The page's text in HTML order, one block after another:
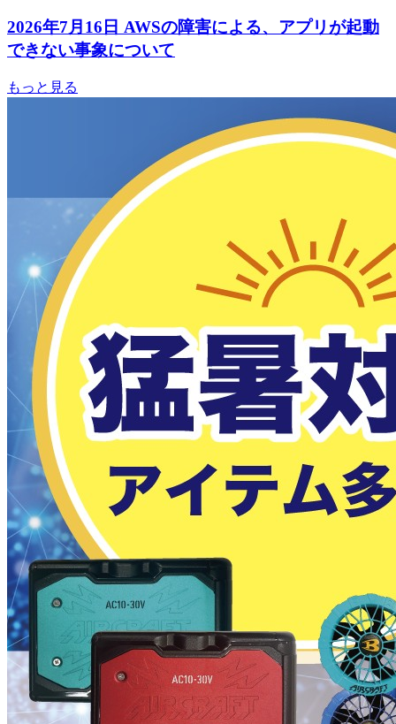
2026年7月16日 AWSの障害による、アプリが起動
できない事象について
もっと見る